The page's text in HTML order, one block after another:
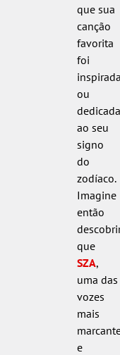
que sua
canção
favorita
foi
inspirada
ou
dedicada
ao seu
signo
do
zodíaco.
Imagine
então
que
SZA,
uma das
vozes
mais
e